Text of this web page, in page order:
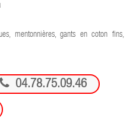
mentonnières, gants en coton fins,
 04.78.75.09.46